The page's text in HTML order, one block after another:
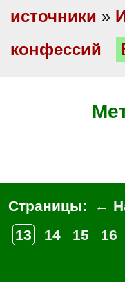
источники »
конфессий
Страницы: ←
13
14 15 16